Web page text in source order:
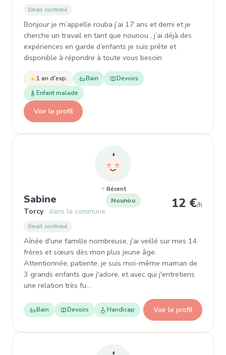
Email confirmé
Bonjour je m’appelle rouba j’ai 17 ans et demi et je
cherche un travail en tant que nounou , j’ai déjà des
expériences en garde d’enfants je suis prête et
disponible à répondre à toute vous besoin
1 an d'exp. Bain
Devoirs
Enfant malade
Voir le profil
Récent
Sabine , Nounou à Torcy
Torcy dans la commune
Nounou 12 €/h
Email confirmé
Aînée d'une famille nombreuse, j'ai veillé sur mes 14
frères et sœurs dès mon plus jeune âge.
Attentionnée, patiente, je suis moi-même maman de
3 grands enfants que j'adore, et avec qui j'entretiens
une relation très fu…
Bain Devoirs Handicap Voir le profil